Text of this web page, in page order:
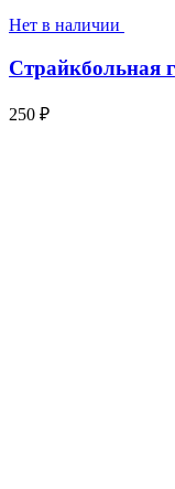
Нет в наличии
Страйкбольная
250 ₽